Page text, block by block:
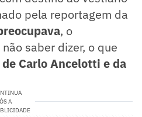
pela reportagem da
, o
saber dizer, o que
Carlo Ancelotti e da
A